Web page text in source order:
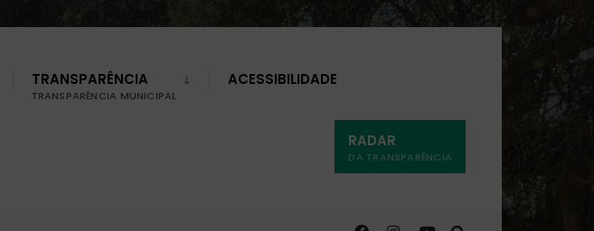
TRANSPARÊNCIA
TRANSPARÊNCIA MUNICIPAL
ACESSIBILIDADE
RADAR
DA TRANSPARÊNCIA